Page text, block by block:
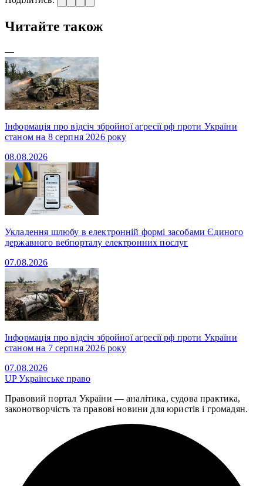
Читайте також
—
Інформація про відсіч збройної агресії рф проти України
станом на 8 серпня 2026 року
08.08.2026
Укладення шлюбу в електронній формі засобами Єдиного
державного вебпорталу електронних послуг
07.08.2026
Інформація про відсіч збройної агресії рф проти України
станом на 7 серпня 2026 року
07.08.2026
UPУкраїнське право
Правовий портал України — аналітика, судова практика,
законотворчість та правові новини для юристів і громадян.